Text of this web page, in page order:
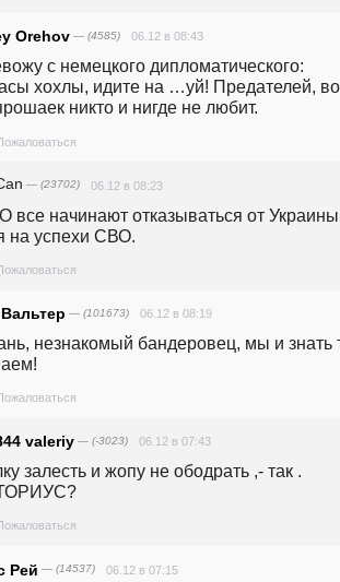
Orehov — (4585) 06.12 в 08:43
с немецкого дипломатического:
хохлы, идите на …уй! Предателей,
никто и нигде не любит.
— (23702) 06.12 в 08:23
все начинают отказываться от
на успехи СВО.
— (101673) 06.12 в 08:19
незнакомый бандеровец, мы и знать
valeriy — (-3023) 06.12 в 07:43
залесть и жопу не ободрать ,- так .
Рей — (14537) 06.12 в 07:15